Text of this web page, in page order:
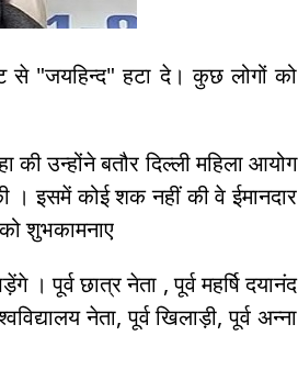
से "जयहिन्द" हटा दे। कुछ लोगों को
की उन्होंने बतौर दिल्ली महिला आयोग
। इसमें कोई शक नहीं की वे ईमानदार
शुभकामनाए
। पूर्व छात्र नेता , पूर्व महर्षि दयानंद
नेता, पूर्व खिलाड़ी, पूर्व अन्ना